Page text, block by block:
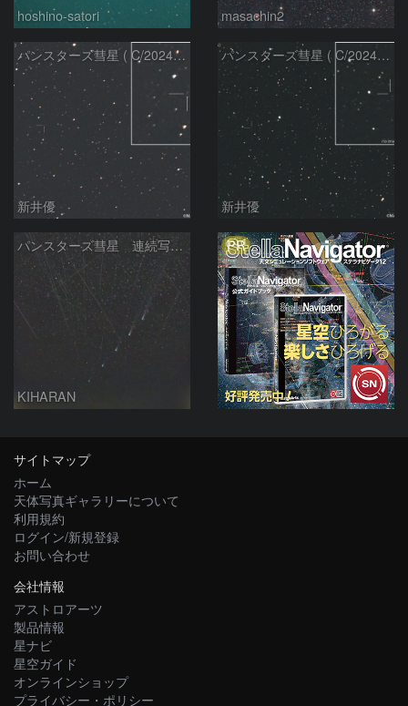
hoshino-satori masachin2
パンスターズ彗星 ( C/2024R4 )：2026/06/28
新井優
パンスターズ彗星 ( C/2024G4 )の予報位置：2026/06/23
新井優
パンスターズ彗星 連続写真 再処理
KIHARAN
PR
サイトマップ
ホーム
天体写真ギャラリーについて
利用規約
ログイン/新規登録
お問い合わせ
会社情報
アストロアーツ
製品情報
星ナビ
星空ガイド
オンラインショップ
プライバシー・ポリシー